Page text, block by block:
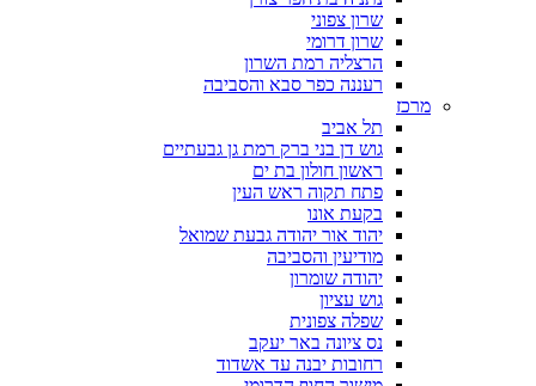
שרון צפוני
שרון דרומי
הרצליה רמת השרון
רעננה כפר סבא והסביבה
מרכז
תל אביב
גוש דן בני ברק רמת גן גבעתיים
ראשון חולון בת ים
פתח תקוה ראש העין
בקעת אונו
יהוד אור יהודה גבעת שמואל
מודיעין והסביבה
יהודה שומרון
גוש עציון
שפלה צפונית
נס ציונה באר יעקב
רחובות יבנה עד אשדוד